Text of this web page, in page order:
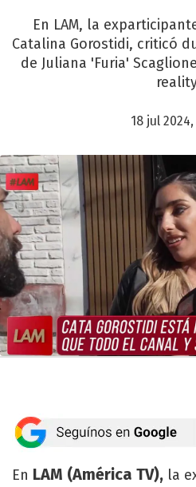
En LAM, la
Catalina Gorostidi, criticó
de Juliana 'Furia'
18 jul 2024,
En LAM (América TV), la